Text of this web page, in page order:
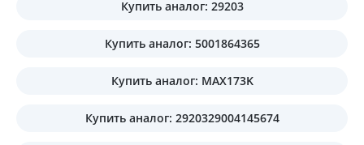
Купить аналог: 29203
Купить аналог: 5001864365
Купить аналог: MAX173K
Купить аналог: 2920329004145674